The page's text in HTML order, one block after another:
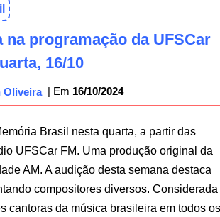
na programação da UFSCar
16/10
Oliveira 16/10/2024
Brasil nesta quarta, a partir das
UFSCar FM. Uma produção original da
AM. A audição desta semana destaca
compositores diversos. Considerada
cantoras da música brasileira em todos os